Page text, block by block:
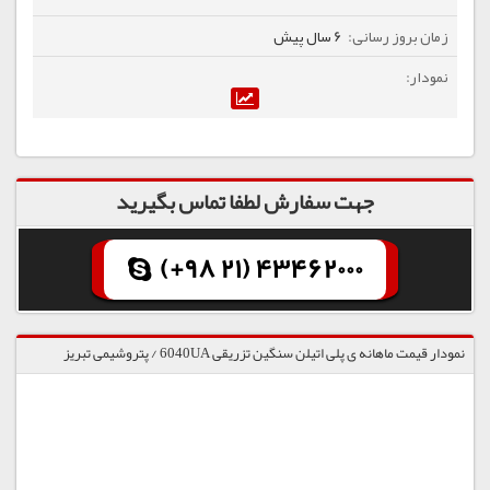
6 سال پیش
جهت سفارش لطفا تماس بگیرید
(+98 21) 43462000
نمودار قیمت ماهانه ی پلی اتیلن سنگین تزریقی 6040UA / پتروشیمی تبریز